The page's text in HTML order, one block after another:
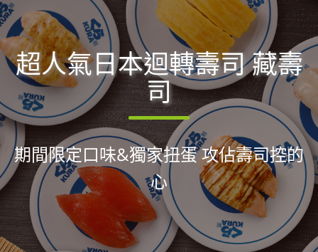
超人氣日本迴轉壽司 藏壽
司
期間限定口味&獨家扭蛋 攻佔壽司控的
心